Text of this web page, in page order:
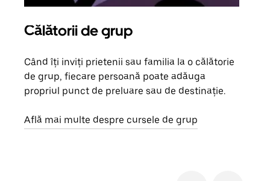
Călătorii de grup
Când îți inviți prietenii sau familia la o călătorie
de grup, fiecare persoană poate adăuga
propriul punct de preluare sau de destinație.
Află mai multe despre cursele de grup